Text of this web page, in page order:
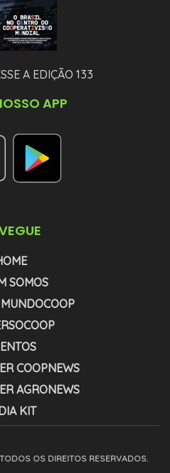
A EDIÇÃO 133
APP
SOMOS
COOPNEWS
AGRONEWS
KIT
OS DIREITOS RESERVADOS.